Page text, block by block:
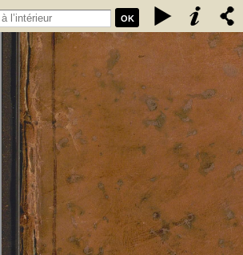
OK
: ouvrage dans lequel on traite de
sur les plantes, de ses effets sur
de leurs vertus médico & nutritivo-
des moyens de pratique de l'appliquer
avec l'invention d'un électro-végétometre .
Par M. l'Abbé Bertholon, de S. Lazare,
expérimentale des états généraux de la
... - Bertholon, Pierre Nicolas (abbé ; 1742-